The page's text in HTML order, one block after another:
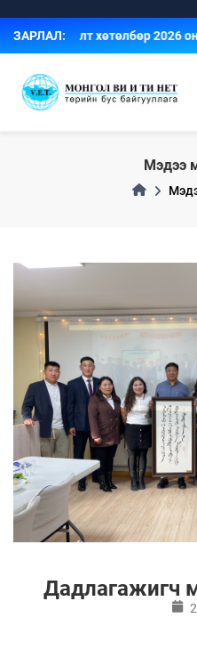
ЗАРЛАЛ:сургалт хөтөлбөр 2026
Мэдээ
Дадлагажигч